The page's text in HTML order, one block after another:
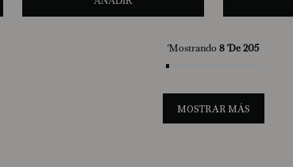
Mostrando8 De 205
MOSTRAR MÁS